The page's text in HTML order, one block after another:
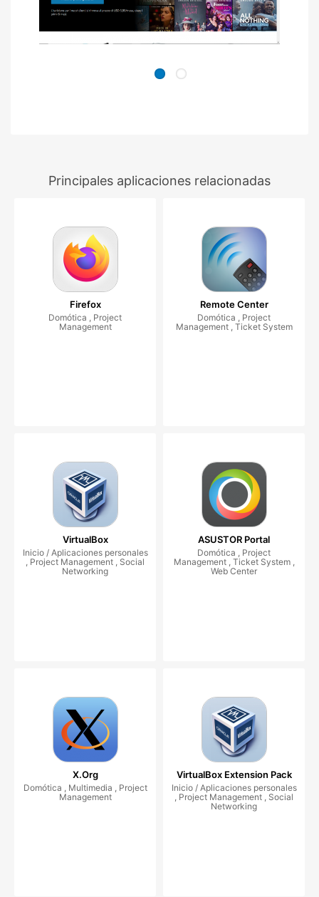
Principales aplicaciones relacionadas
Firefox
Domótica , Project
Management
Remote Center
Domótica , Project
Management , Ticket System
VirtualBox
Inicio / Aplicaciones personales
, Project Management , Social
Networking
ASUSTOR Portal
Domótica , Project
Management , Ticket System ,
Web Center
X.Org
Domótica , Multimedia , Project
Management
VirtualBox Extension Pack
Inicio / Aplicaciones personales
, Project Management , Social
Networking